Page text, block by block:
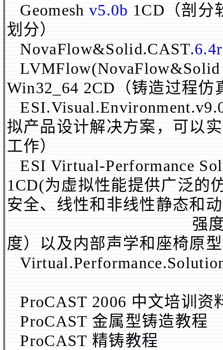
Geomesh v5.0b 1CD（剖分
划分）
NovaFlow&Solid.CAST.
Win32_64 2CD（铸造过程仿
ESI.Visual.Environment.v9.
拟产品设计解决方案，可以
工作）
ESI Virtual-Performance
1CD(为虚拟性能提供广泛的
安全、线性和非线性静态和
强度和热、
度）以及内部声学和座椅原
ProCAST 2006 中文培训资
ProCAST 金属型铸造教程
ProCAST 精铸教程